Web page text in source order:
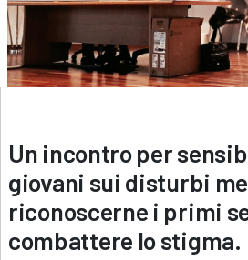
Un incontro per
giovani sui disturbi
riconoscerne i primi
combattere lo stigma.